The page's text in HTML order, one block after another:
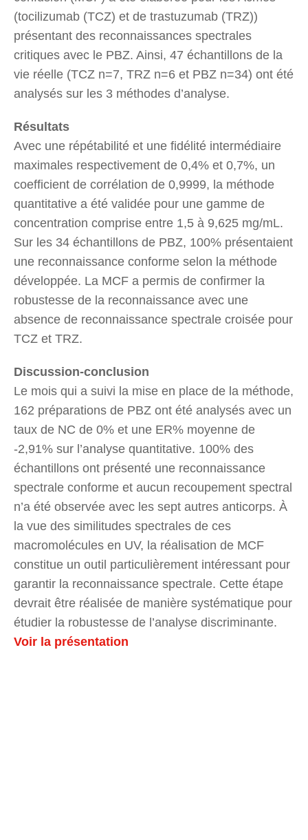
(tocilizumab (TCZ) et de trastuzumab (TRZ))
présentant des reconnaissances spectrales
critiques avec le PBZ. Ainsi, 47 échantillons de la
vie réelle (TCZ n=7, TRZ n=6 et PBZ n=34) ont été
analysés sur les 3 méthodes d’analyse.
Résultats
Avec une répétabilité et une fidélité intermédiaire
maximales respectivement de 0,4% et 0,7%, un
coefficient de corrélation de 0,9999, la méthode
quantitative a été validée pour une gamme de
concentration comprise entre 1,5 à 9,625 mg/mL.
Sur les 34 échantillons de PBZ, 100% présentaient
une reconnaissance conforme selon la méthode
développée. La MCF a permis de confirmer la
robustesse de la reconnaissance avec une
absence de reconnaissance spectrale croisée pour
TCZ et TRZ.
Discussion-conclusion
Le mois qui a suivi la mise en place de la méthode,
162 préparations de PBZ ont été analysés avec un
taux de NC de 0% et une ER% moyenne de
-2,91% sur l’analyse quantitative. 100% des
échantillons ont présenté une reconnaissance
spectrale conforme et aucun recoupement spectral
n’a été observée avec les sept autres anticorps. À
la vue des similitudes spectrales de ces
macromolécules en UV, la réalisation de MCF
constitue un outil particulièrement intéressant pour
garantir la reconnaissance spectrale. Cette étape
devrait être réalisée de manière systématique pour
étudier la robustesse de l’analyse discriminante.
Voir la présentation